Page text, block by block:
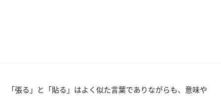
「張る」と「貼る」はよく似た言葉でありながらも、意味や